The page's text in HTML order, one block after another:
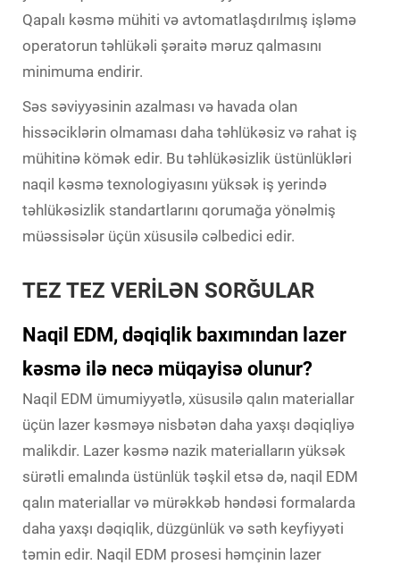
Qapalı kəsmə mühiti və avtomatlaşdırılmış işləmə
operatorun təhlükəli şəraitə məruz qalmasını
minimuma endirir.
Səs səviyyəsinin azalması və havada olan
hissəciklərin olmaması daha təhlükəsiz və rahat iş
mühitinə kömək edir. Bu təhlükəsizlik üstünlükləri
naqil kəsmə texnologiyasını yüksək iş yerində
təhlükəsizlik standartlarını qorumağa yönəlmiş
müəssisələr üçün xüsusilə cəlbedici edir.
TEZ TEZ VERİLƏN SORĞULAR
Naqil EDM, dəqiqlik baxımından lazer
kəsmə ilə necə müqayisə olunur?
Naqil EDM ümumiyyətlə, xüsusilə qalın materiallar
üçün lazer kəsməyə nisbətən daha yaxşı dəqiqliyə
malikdir. Lazer kəsmə nazik materialların yüksək
sürətli emalında üstünlük təşkil etsə də, naqil EDM
qalın materiallar və mürəkkəb həndəsi formalarda
daha yaxşı dəqiqlik, düzgünlük və səth keyfiyyəti
təmin edir. Naqil EDM prosesi həmçinin lazer